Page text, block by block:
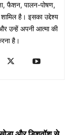
फैशन, पालन-पोषण,
है। इसका उद्देश्य
उन्हें अपनी आत्मा की
है।